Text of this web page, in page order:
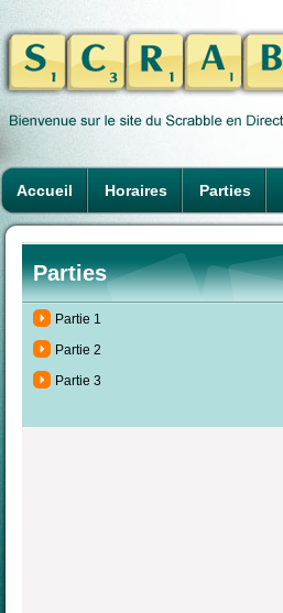
Accueil Horaires Parties
Parties
Partie 1
Partie 2
Partie 3